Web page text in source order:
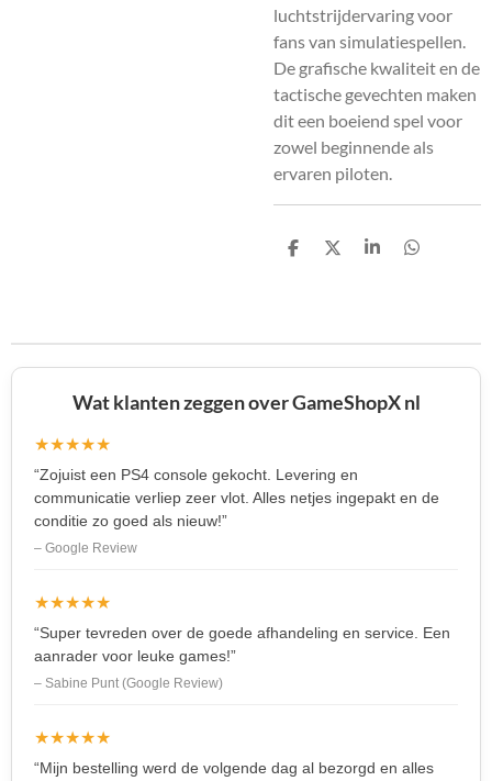
luchtstrijdervaring voor
fans van simulatiespellen.
De grafische kwaliteit en de
tactische gevechten maken
dit een boeiend spel voor
zowel beginnende als
ervaren piloten.
D
D
S
D
Wat klanten zeggen over GameShopX nl
★★★★★
“Zojuist een PS4 console gekocht. Levering en
communicatie verliep zeer vlot. Alles netjes ingepakt en de
conditie zo goed als nieuw!”
– Google Review
★★★★★
“Super tevreden over de goede afhandeling en service. Een
aanrader voor leuke games!”
– Sabine Punt (Google Review)
★★★★★
“Mijn bestelling werd de volgende dag al bezorgd en alles